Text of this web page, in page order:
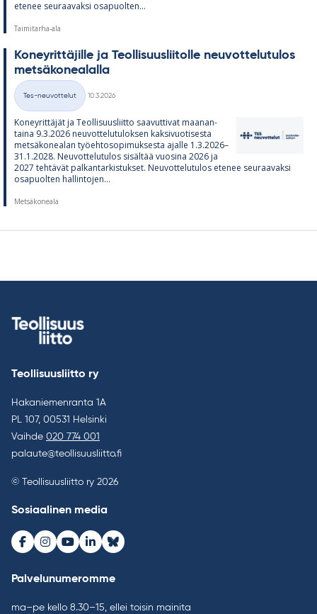
ete­nee seu­raa­vaksi os­a­puol­ten...
Taimitarha-ala
Ko­ney­rit­tä­jille ja Teol­li­suus­lii­tolle neu­vot­te­lu­tu­los
met­sä­ko­nea­lalla
Kategoriat
Tes-neuvottelut
10.3.2026
Ko­ney­rit­tä­jät ja Teol­li­suus­liitto saa­vut­ti­vat maa­nan­
taina 9.3.2026 neu­vot­te­lu­tu­lok­sen kak­si­vuo­ti­sesta
met­sä­ko­nea­lan työ­eh­to­so­pi­muk­sesta ajalle 1.3.2026–
31.1.2028. Neu­vot­te­lu­tu­los si­säl­tää vuo­sina 2026 ja
2027 teh­tä­vät pal­kan­tar­kis­tuk­set. Neu­vot­te­lu­tu­los ete­nee seu­raa­vaksi
os­a­puol­ten hal­lin­to­jen...
Metsäkoneala
Teollisuusliitto ry
Hakaniemenranta 1A
PL 107, 00531 Helsinki
Vaihde 020 774 001
palaute@teollisuusliitto.fi
© Teollisuusliitto ry 2026
Sosiaalinen media
Facebook
Instagram
Youtube
LinkedInBluesky
Palvelunumeromme
ma–pe kello 8.30–15, ellei toisin mainita